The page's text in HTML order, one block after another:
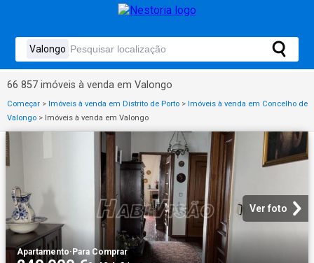
66 857 imóveis à venda em Valongo
Começar > Imóveis à venda em Distrito de Porto > Imóveis à venda em Concelho de
Valongo > Imóveis à venda em Valongo
Ver foto
Apartamento· Para Comprar